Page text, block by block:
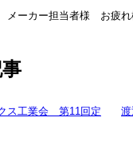
メーカー担当者様 お疲れ
ス工業会 第11回定